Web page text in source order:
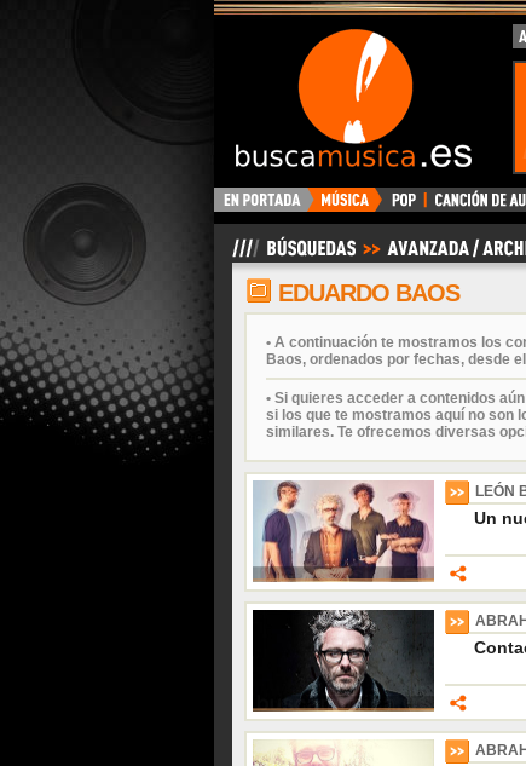
BuscaMusica.es
EDUARDO BAOS
• A continuación te mostramos los
Baos, ordenados por fechas, desde
• Si quieres acceder a contenidos
si los que te mostramos aquí no son
similares. Te ofrecemos diversas
LEÓN
Un